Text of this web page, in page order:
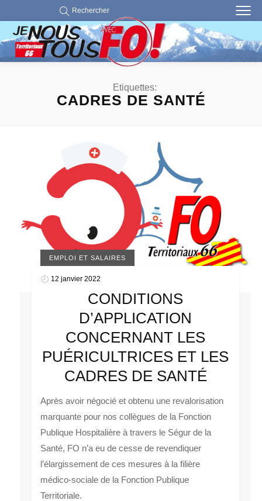
Rechercher
Etiquettes:
CADRES DE SANTÉ
EMPLOI ET SALAIRES
12 janvier 2022
CONDITIONS
D’APPLICATION
CONCERNANT LES
PUÉRICULTRICES ET LES
CADRES DE SANTÉ
Après avoir négocié et obtenu une revalorisation
marquante pour nos collègues de la Fonction
Publique Hospitalière à travers le Ségur de la
Santé, FO n’a eu de cesse de revendiquer
l’élargissement de ces mesures à la filière
médico-sociale de la Fonction Publique
Territoriale.